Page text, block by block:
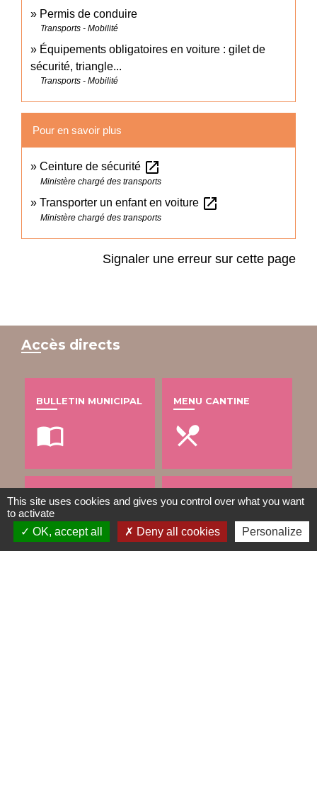
Permis de conduire
Transports - Mobilité
Équipements obligatoires en voiture : gilet de
sécurité, triangle...
Transports - Mobilité
Pour en savoir plus
Ceinture de sécurité open_in_new
Ministère chargé des transports
Transporter un enfant en voiture open_in_new
Ministère chargé des transports
Signaler une erreur sur cette page
Accès directs
BULLETIN MUNICIPAL
import_contacts
MENU CANTINE
local_dining
TRAVAUX EN COURS
build
VOS DÉMARCHES
account_balance
This site uses cookies and gives you control over what you want
to activate
OK, accept all
Deny all cookies Personalize